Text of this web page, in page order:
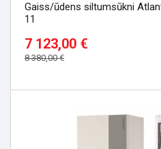
Gaiss/ūdens siltumsūkni
11
7 123,00 €
8 380,00 €